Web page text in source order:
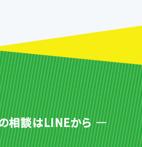
相談はLINEから